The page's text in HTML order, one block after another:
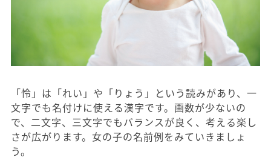
「怜」は「れい」や「りょう」という読みがあり、一
文字でも名付けに使える漢字です。画数が少ないの
で、二文字、三文字でもバランスが良く、考える楽し
さが広がります。女の子の名前例をみていきましょ
う。